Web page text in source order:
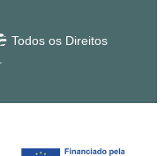
Todos os Direitos